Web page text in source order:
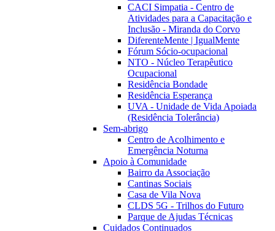
CACI Simpatia - Centro de
Atividades para a Capacitação e
Inclusão - Miranda do Corvo
DiferenteMente | IgualMente
Fórum Sócio-ocupacional
NTO - Núcleo Terapêutico
Ocupacional
Residência Bondade
Residência Esperança
UVA - Unidade de Vida Apoiada
(Residência Tolerância)
Sem-abrigo
Centro de Acolhimento e
Emergência Noturna
Apoio à Comunidade
Bairro da Associação
Cantinas Sociais
Casa de Vila Nova
CLDS 5G - Trilhos do Futuro
Parque de Ajudas Técnicas
Cuidados Continuados